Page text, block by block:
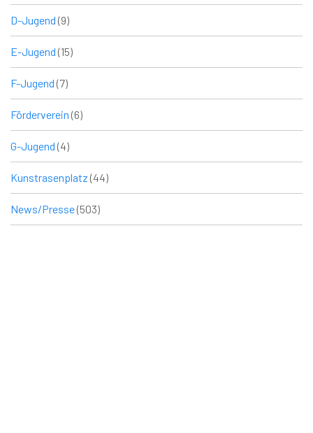
D-Jugend (9)
E-Jugend (15)
F-Jugend (7)
Förderverein (6)
G-Jugend (4)
Kunstrasenplatz (44)
News/Presse(503)